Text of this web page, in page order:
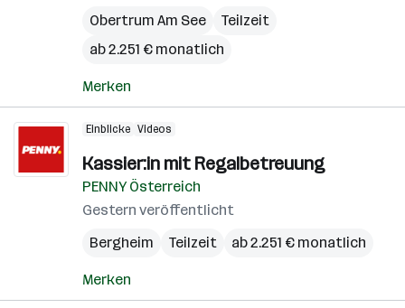
Obertrum Am See
Teilzeit
ab 2.251 € monatlich
Merken
Einblicke Videos
Kassier:in mit Regalbetreuung
PENNY Österreich
Gestern veröffentlicht
Bergheim
Teilzeit ab 2.251 € monatlich
Merken